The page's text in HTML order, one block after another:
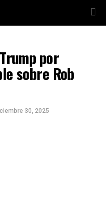
por
sobre Rob
30, 2025